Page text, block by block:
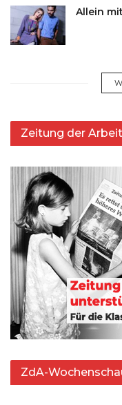
Allein
Zeitung der Arbeit
ZdA-